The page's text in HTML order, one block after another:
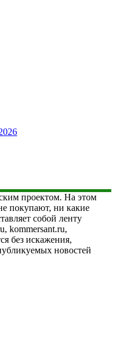
проектом. На этом
покупают, ни какие
собой ленту
kommersant.ru,
без искажения,
новостей